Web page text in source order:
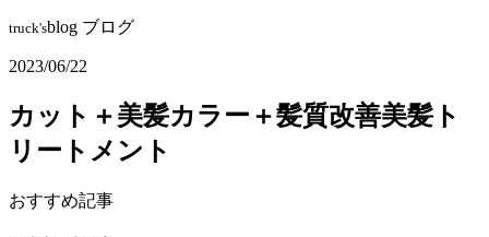
truck'sblog ブログ
2023/06/22
カット＋美髪カラー＋髪質改善美髪ト
リートメント
おすすめ記事